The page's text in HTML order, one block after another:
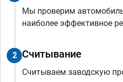
Мы проверим
наиболее эффективное
2 Считывание
Считываем заводскую